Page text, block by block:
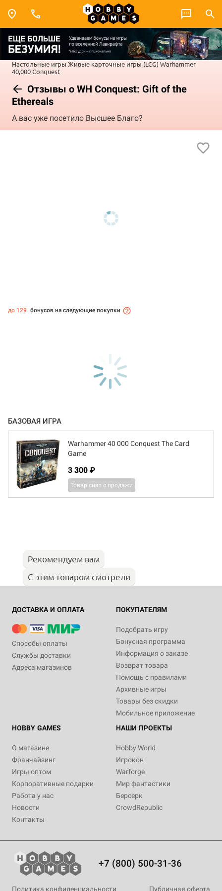
Настольные игры Живые карточные игры (LCG)Warhammer
40,000 Conquest
Отзывы о WH Conquest: Gift of the
Ethereals
А вас уже посетило Высшее Благо?
до 129 бонусов на следующие покупки
БАЗОВАЯ ИГРА
Warhammer 40 000 Conquest The Card
Game
3 300 ₽
Товар снят с продажи
Рекомендуем вам
С этим товаром смотрели
ДОСТАВКА И ОПЛАТА
Способы оплаты
Службы доставки
Адреса магазинов
ПОКУПАТЕЛЯМ
Подобрать игру
Бонусная программа
Информация о заказе
Возврат товара
Помощь с правилами
Архивные игры
Товары без скидки
Мобильное приложение
HOBBY GAMES
О магазине
Франчайзинг
Игры оптом
Корпоративные подарки
Работа у нас
Новости
Контакты
НАШИ ПРОЕКТЫ
Hobby World
Игрокон
Warforge
Мир фантастики
Берсерк
CrowdRepublic
+7 (800) 500-31-36
Политика конфиденциальности Публичная оферта